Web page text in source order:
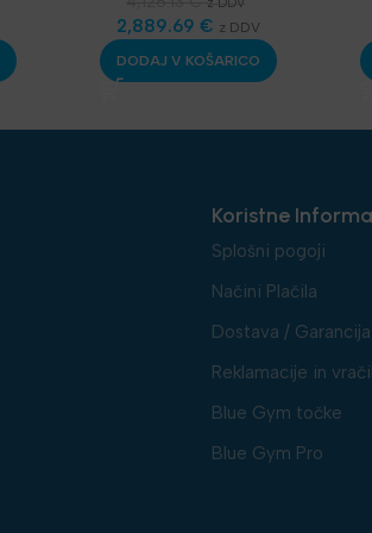
oprema,Tekalne steze
Najnovejša oprema
z DDV
2,889.69 € z DDV
DODAJ V KOŠARICO
Koristne
Splošni pogoji
Načini Plačila
Dostava / Garancija
Reklamacije in
Blue Gym točke
Blue Gym Pro